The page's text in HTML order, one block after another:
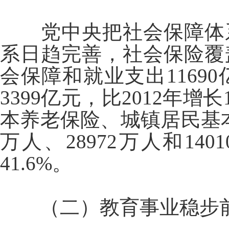
党中央把社会保障
系日趋完善，社会保险
会保障和就业支出11690
3399亿元，比2012年增
本养老保险、城镇居民基
万人、28972万人和
41.6%。
（二）教育事业稳